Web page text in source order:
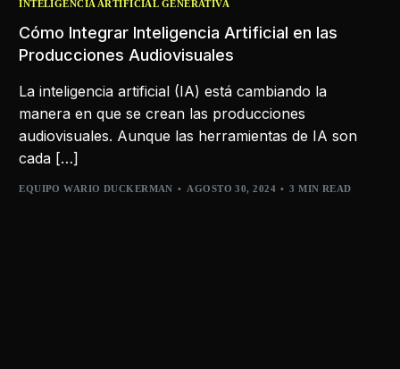
INTELIGENCIA ARTIFICIAL GENERATIVA
Cómo Integrar Inteligencia Artificial en las
Producciones Audiovisuales
La inteligencia artificial (IA) está cambiando la
manera en que se crean las producciones
audiovisuales. Aunque las herramientas de IA son
cada […]
EQUIPO WARIO DUCKERMAN AGOSTO 30, 2024 3 MIN READ